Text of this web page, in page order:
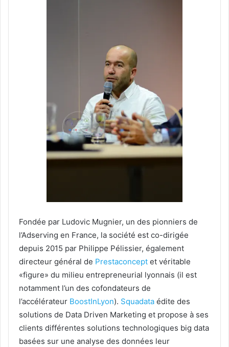
Fondée par Ludovic Mugnier, un des pionniers de
l’Adserving en France, la société est co-dirigée
depuis 2015 par Philippe Pélissier, également
directeur général de Prestaconcept et véritable
«figure» du milieu entrepreneurial lyonnais (il est
notamment l’un des cofondateurs de
l’accélérateur BoostInLyon). Squadata édite des
solutions de Data Driven Marketing et propose à ses
clients différentes solutions technologiques big data
basées sur une analyse des données leur